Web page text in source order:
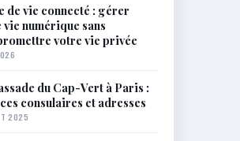
de vie connecté : gérer
numérique sans
votre vie privée
du Cap-Vert à Paris :
consulaires et adresses
2025